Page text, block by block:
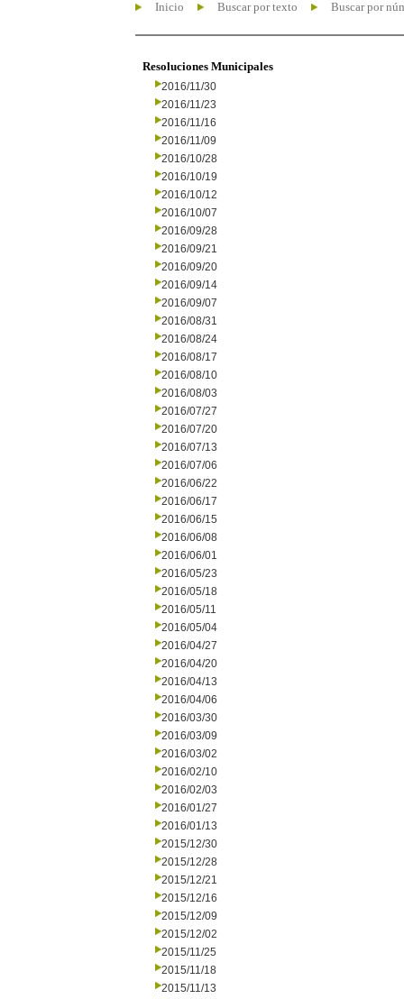
Inicio Buscar por texto Buscar por
Resoluciones Municipales
2016/11/30
2016/11/23
2016/11/16
2016/11/09
2016/10/28
2016/10/19
2016/10/12
2016/10/07
2016/09/28
2016/09/21
2016/09/20
2016/09/14
2016/09/07
2016/08/31
2016/08/24
2016/08/17
2016/08/10
2016/08/03
2016/07/27
2016/07/20
2016/07/13
2016/07/06
2016/06/22
2016/06/17
2016/06/15
2016/06/08
2016/06/01
2016/05/23
2016/05/18
2016/05/11
2016/05/04
2016/04/27
2016/04/20
2016/04/13
2016/04/06
2016/03/30
2016/03/09
2016/03/02
2016/02/10
2016/02/03
2016/01/27
2016/01/13
2015/12/30
2015/12/28
2015/12/21
2015/12/16
2015/12/09
2015/12/02
2015/11/25
2015/11/18
2015/11/13